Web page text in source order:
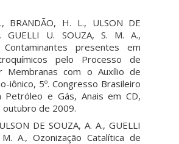
BRANDÃO, H. L., ULSON DE
GUELLI U. SOUZA, S. M. A.,
presentes em
pelo Processo de
Membranas com o Auxílio de
iônico, 5º. Congresso Brasileiro
e Gás, Anais em CD,
outubro de 2009.
DE SOUZA, A. A., GUELLI
A., Ozonização Catalítica de